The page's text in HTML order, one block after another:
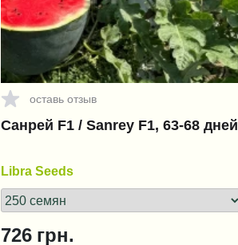
оставь отзыв
Санрей F1 / Sanrey F1, 63-68 дней
Libra Seeds
726грн.